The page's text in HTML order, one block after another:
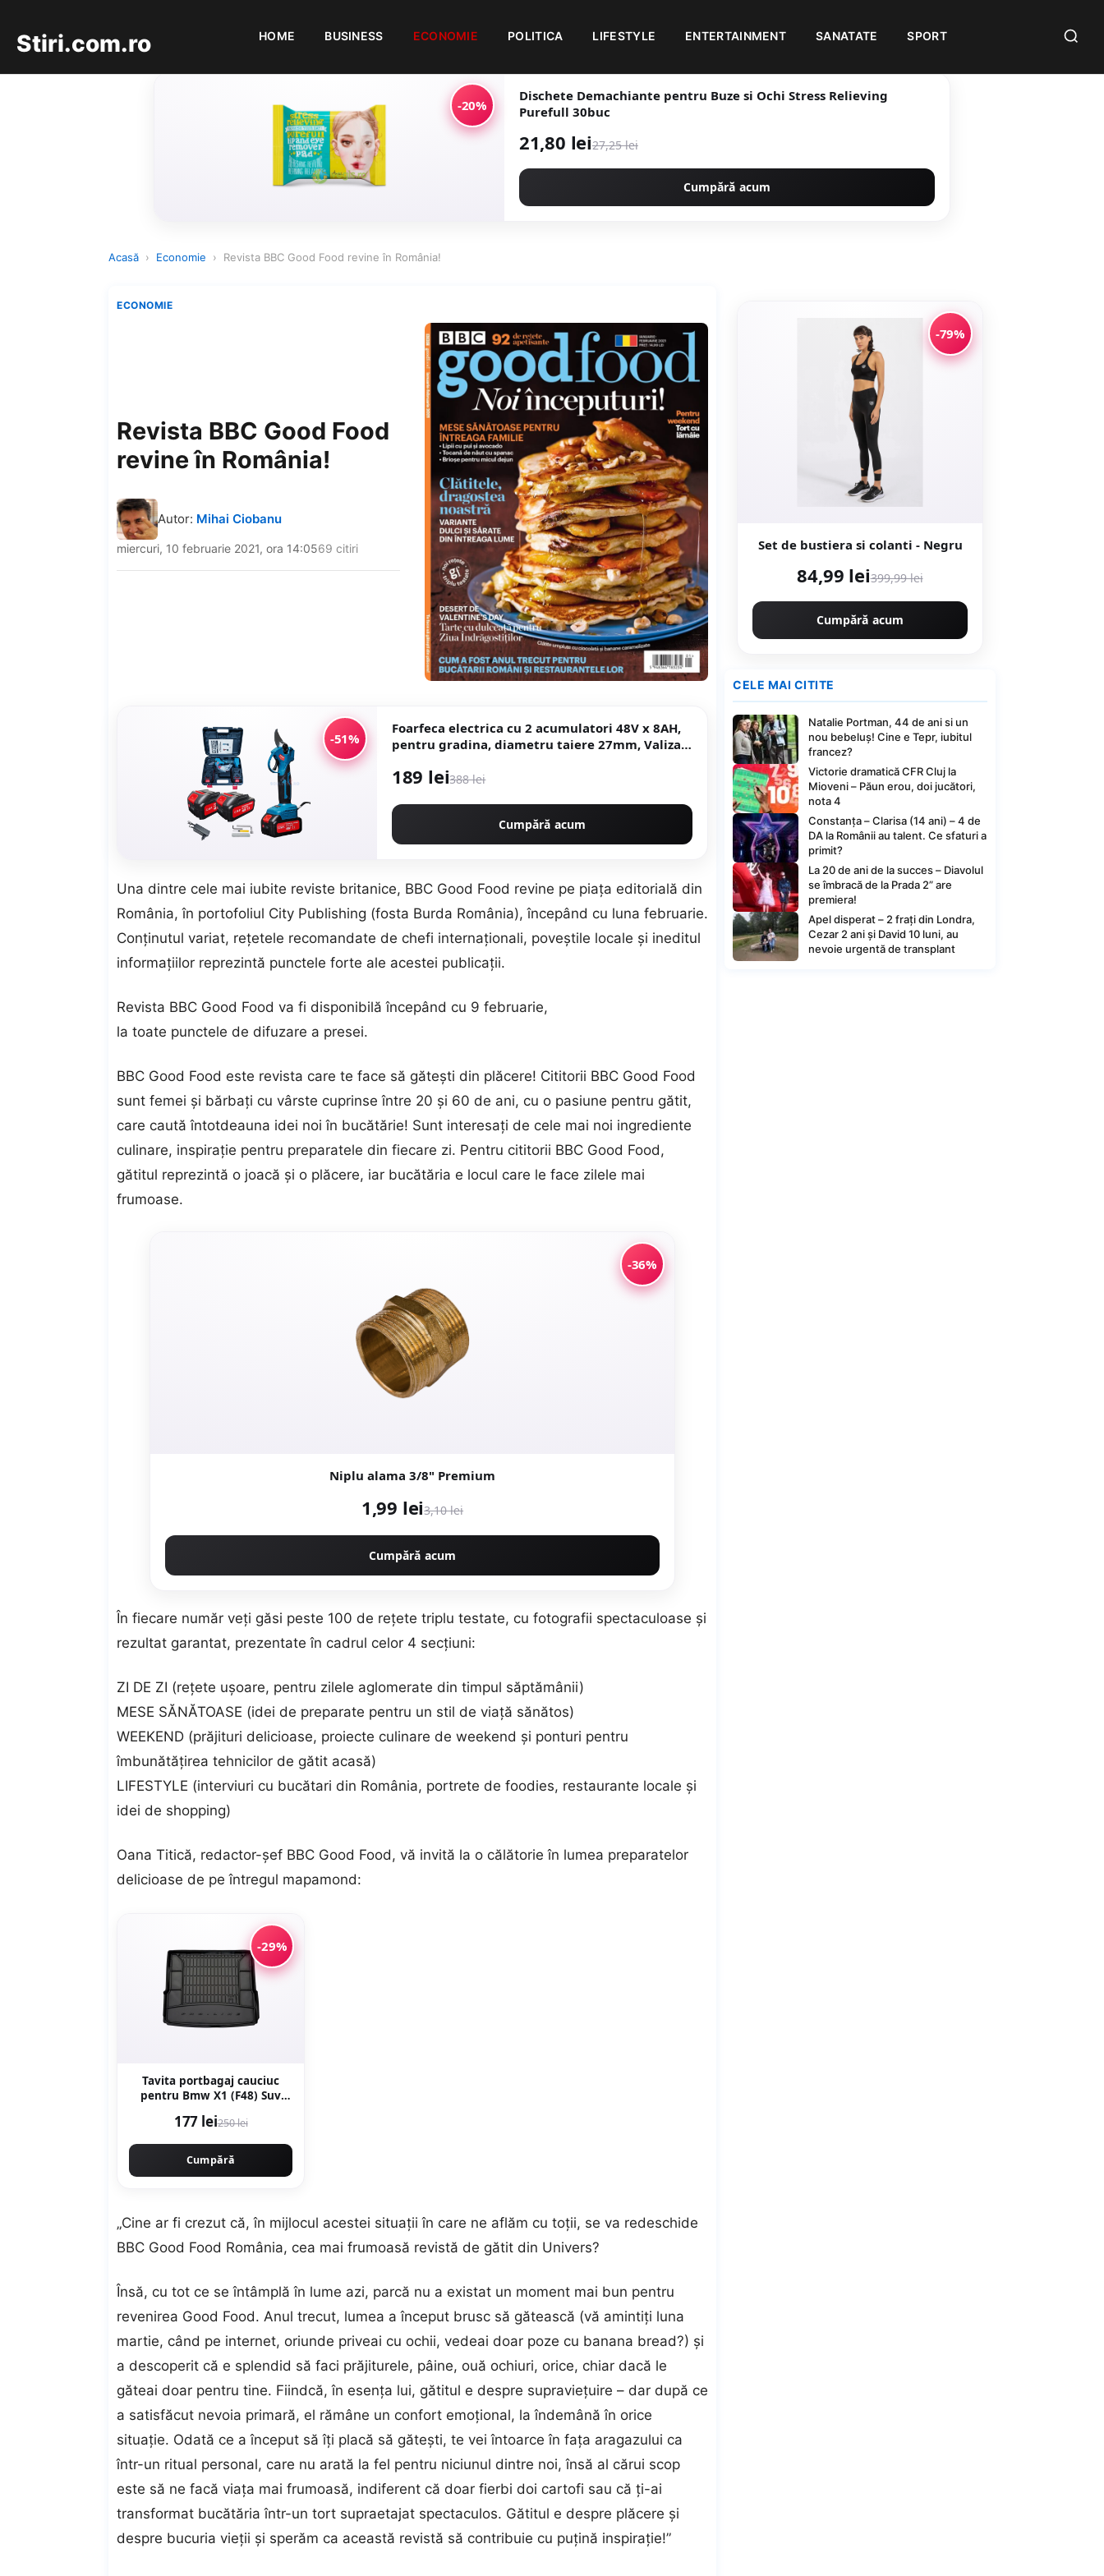
Stiri.com.ro HOME BUSINESS ECONOMIE POLITICA LIFESTYLE ENTERTAINMENT SANATATE SPORT
-20%
Dischete Demachiante pentru Buze si Ochi Stress Relieving
Purefull 30buc
21,80 lei27,25 lei
Cumpără acum
Acasă › Economie › Revista BBC Good Food revine în România!
ECONOMIE
Revista BBC Good Food
revine în România!
Autor: Mihai Ciobanu
miercuri, 10 februarie 2021, ora 14:0569 citiri
-51%
Foarfeca electrica cu 2 acumulatori 48V x 8AH,
pentru gradina, diametru taiere 27mm, Valiza,
CMP1612
189 lei388 lei
Cumpără acum
Una dintre cele mai iubite reviste britanice, BBC Good Food revine pe piața editorială din
România, în portofoliul City Publishing (fosta Burda România), începând cu luna februarie.
Conținutul variat, rețetele recomandate de chefi internaționali, poveștile locale și ineditul
informațiilor reprezintă punctele forte ale acestei publicații.
Revista BBC Good Food va fi disponibilă începând cu 9 februarie,
la toate punctele de difuzare a presei.
BBC Good Food este revista care te face să gătești din plăcere! Cititorii BBC Good Food
sunt femei și bărbați cu vârste cuprinse între 20 și 60 de ani, cu o pasiune pentru gătit,
care caută întotdeauna idei noi în bucătărie! Sunt interesați de cele mai noi ingrediente
culinare, inspirație pentru preparatele din fiecare zi. Pentru cititorii BBC Good Food,
gătitul reprezintă o joacă și o plăcere, iar bucătăria e locul care le face zilele mai
frumoase.
-36%
Niplu alama 3/8" Premium
1,99 lei3,10 lei
Cumpără acum
În fiecare număr veți găsi peste 100 de rețete triplu testate, cu fotografii spectaculoase și
rezultat garantat, prezentate în cadrul celor 4 secțiuni:
ZI DE ZI (rețete ușoare, pentru zilele aglomerate din timpul săptămânii)
MESE SĂNĂTOASE (idei de preparate pentru un stil de viață sănătos)
WEEKEND (prăjituri delicioase, proiecte culinare de weekend și ponturi pentru
îmbunătățirea tehnicilor de gătit acasă)
LIFESTYLE (interviuri cu bucătari din România, portrete de foodies, restaurante locale și
idei de shopping)
Oana Titică, redactor-șef BBC Good Food, vă invită la o călătorie în lumea preparatelor
delicioase de pe întregul mapamond:
-29%
Tavita portbagaj cauciuc
pentru Bmw X1 (F48) Suv
177 lei250 lei
Cumpără
„Cine ar fi crezut că, în mijlocul acestei situaţii în care ne aflăm cu toţii, se va redeschide
BBC Good Food România, cea mai frumoasă revistă de gătit din Univers?
Însă, cu tot ce se întâmplă în lume azi, parcă nu a existat un moment mai bun pentru
revenirea Good Food. Anul trecut, lumea a început brusc să gătească (vă amintiţi luna
martie, când pe internet, oriunde priveai cu ochii, vedeai doar poze cu banana bread?) și
a descoperit că e splendid să faci prăjiturele, pâine, ouă ochiuri, orice, chiar dacă le
găteai doar pentru tine. Fiindcă, în esenţa lui, gătitul e despre supravieţuire – dar după ce
a satisfăcut nevoia primară, el rămâne un confort emoţional, la îndemână în orice
situaţie. Odată ce a început să îţi placă să gătești, te vei întoarce în faţa aragazului ca
într-un ritual personal, care nu arată la fel pentru niciunul dintre noi, însă al cărui scop
este să ne facă viaţa mai frumoasă, indiferent că doar fierbi doi cartofi sau că ţi-ai
transformat bucătăria într-un tort supraetajat spectaculos. Gătitul e despre plăcere și
despre bucuria vieţii și sperăm ca această revistă să contribuie cu puţină inspiraţie!”
-79%
Set de bustiera si colanti - Negru
84,99 lei399,99 lei
Cumpără acum
CELE MAI CITITE
Natalie Portman, 44 de ani si un
nou bebeluș! Cine e Tepr, iubitul
francez?
Victorie dramatică CFR Cluj la
Mioveni – Păun erou, doi jucători,
nota 4
Constanța – Clarisa (14 ani) – 4 de
DA la Românii au talent. Ce sfaturi a
primit?
La 20 de ani de la succes – Diavolul
se îmbracă de la Prada 2” are
premiera!
Apel disperat – 2 frați din Londra,
Cezar 2 ani și David 10 luni, au
nevoie urgentă de transplant